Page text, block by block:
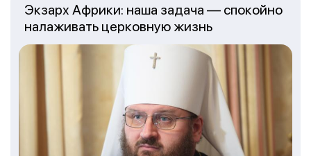
Экзарх Африки: наша задача — спокойно
налаживать церковную жизнь